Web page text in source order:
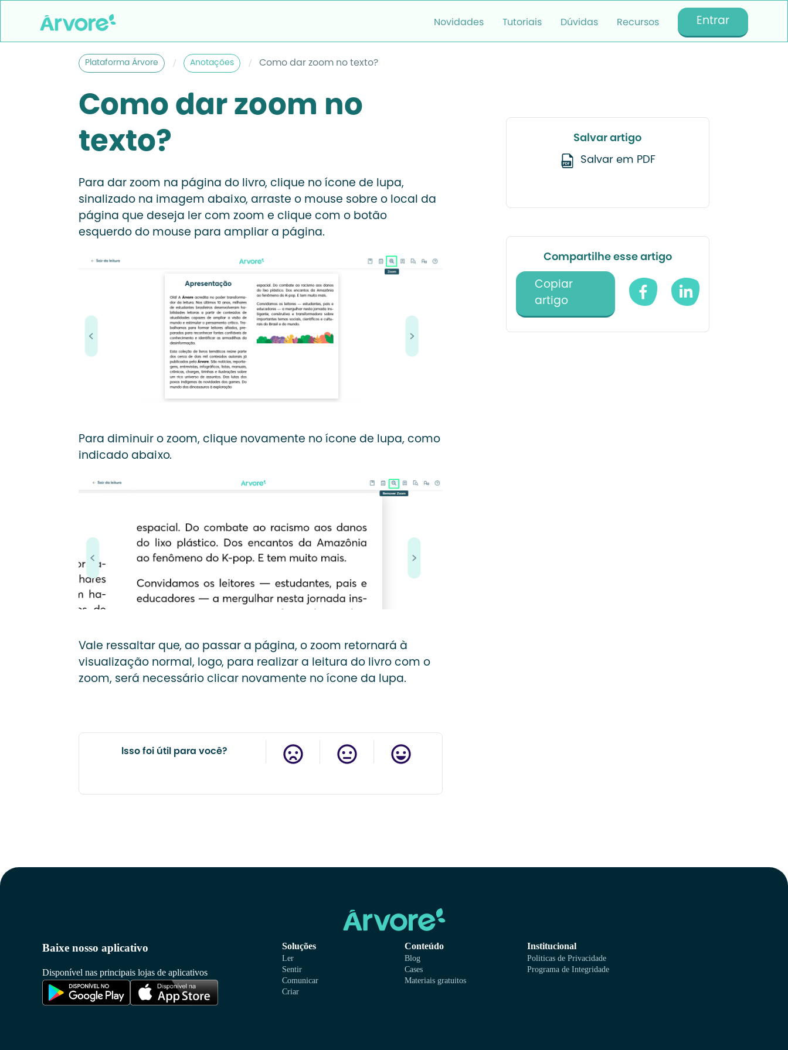
Novidades Tutoriais Dúvidas Recursos Entrar
Plataforma Árvore / Anotações / Como dar zoom no texto?
Como dar zoom no
texto?
Para dar zoom na página do livro, clique no ícone de lupa,
sinalizado na imagem abaixo, arraste o mouse sobre o local da
página que deseja ler com zoom e clique com o botão
esquerdo do mouse para ampliar a página.
Para diminuir o zoom, clique novamente no ícone de lupa, como
indicado abaixo.
Vale ressaltar que, ao passar a página, o zoom retornará à
visualização normal, logo, para realizar a leitura do livro com o
zoom, será necessário clicar novamente no ícone da lupa.
Isso foi útil para você?
Salvar artigo
Salvar em PDF
Compartilhe esse artigo
Copiar
artigo
Baixe nosso aplicativo
Disponível nas principais lojas de aplicativos
Soluções
Ler
Sentir
Comunicar
Criar
Conteúdo
Blog
Cases
Materiais gratuitos
Institucional
Politicas de Privacidade
Programa de Integridade